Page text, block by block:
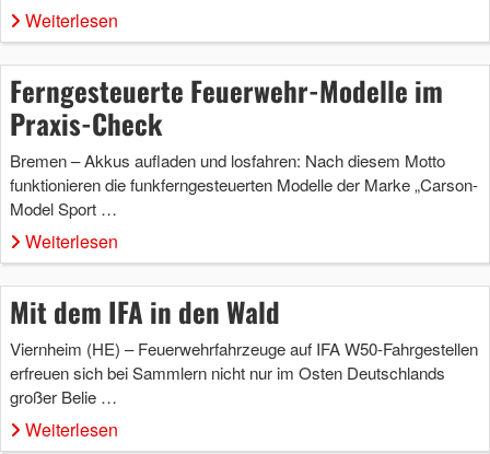
Weiterlesen
Ferngesteuerte Feuerwehr-Modelle im
Praxis-Check
Bremen – Akkus aufladen und losfahren: Nach diesem Motto
funktionieren die funkferngesteuerten Modelle der Marke „Carson-
Model Sport …
Weiterlesen
Mit dem IFA in den Wald
Viernheim (HE) – Feuerwehrfahrzeuge auf IFA W50-Fahrgestellen
erfreuen sich bei Sammlern nicht nur im Osten Deutschlands
großer Belie …
Weiterlesen